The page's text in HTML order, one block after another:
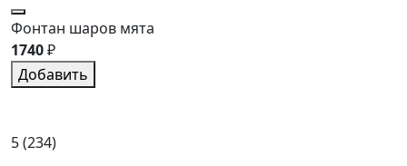
Фонтан шаров мята
1740₽
Добавить
5(234)